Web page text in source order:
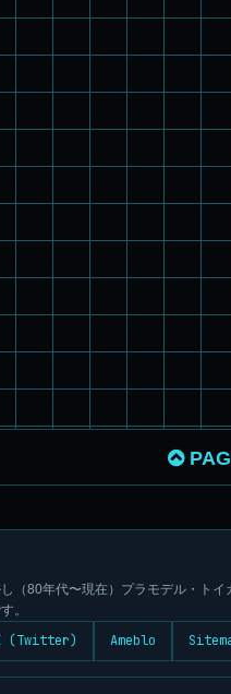
（80年代〜現在）プラモデル・トイ
。
(Twitter) Ameblo